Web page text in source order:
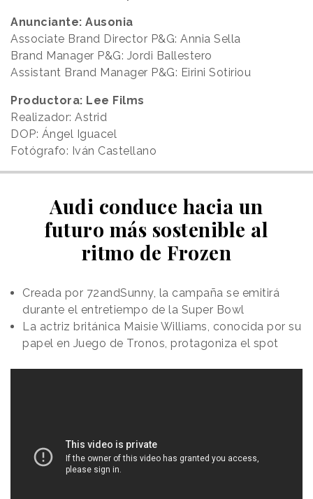
Anunciante: Ausonia
Associate Brand Director P&G: Annia Sella
Brand Manager P&G: Jordi Ballestero
Assistant Brand Manager P&G: Eirini Sotiriou
Productora: Lee Films
Realizador: Astrid
DOP: Ángel Iguacel
Fotógrafo: Iván Castellano
Audi conduce hacia un
futuro más sostenible al
ritmo de Frozen
Creada por 72andSunny, la campaña se emitirá
durante el entretiempo de la Super Bowl
La actriz británica Maisie Williams, conocida por su
papel en Juego de Tronos, protagoniza el spot